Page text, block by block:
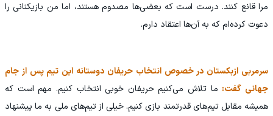
مرا قانع کنند. درست است که بعضی‌ها مصدوم هستند، اما من بازیکنانی را
دعوت کرده‌ام که به آن‌ها اعتقاد دارم.
سرمربی ازبکستان در خصوص انتخاب حریفان دوستانه این تیم پس از جام
جهانی گفت: ما تلاش می‌کنیم حریفان خوبی انتخاب کنیم. مهم است که
همیشه مقابل تیم‌های قدرتمند بازی کنیم. خیلی از تیم‌های ملی به ما پیشنهاد